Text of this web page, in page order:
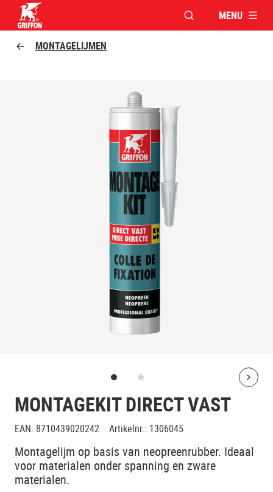
VENSTER OPENEN
MENU
MONTAGELIJMEN
MONTAGEKIT DIRECT VAST
EAN: 8710439020242 Artikelnr.: 1306045
Montagelijm op basis van neopreenrubber. Ideaal
voor materialen onder spanning en zware
materialen.